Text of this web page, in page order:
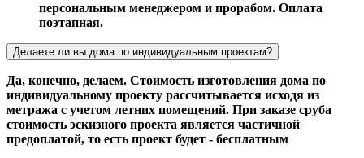
персональным менеджером и прорабом. Оплата
поэтапная.
Делаете ли вы дома по индивидуальным проектам?
Да, конечно, делаем. Стоимость изготовления дома по
индивидуальному проекту рассчитывается исходя из
метража с учетом летних помещений. При заказе сруба
стоимость эскизного проекта является частичной
предоплатой, то есть проект будет - бесплатным